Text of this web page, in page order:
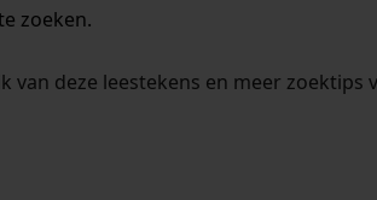
zoeken.
van deze leestekens en meer zoektips